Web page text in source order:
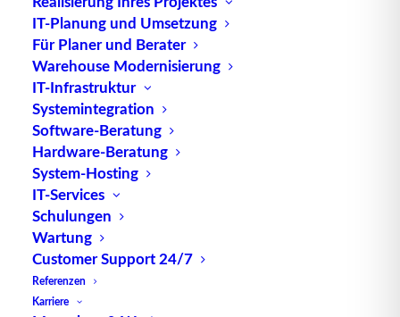
IT-Planung und Umsetzung
Für Planer und Berater
Warehouse Modernisierung
IT-Infrastruktur
Systemintegration
Software-Beratung
Hardware-Beratung
System-Hosting
IT-Services
Schulungen
Wartung
Customer Support 24/7
Referenzen
Karriere
Transformation von Gütern in höherwertige
Dabei werden seiner Meinung nach
Begrifflichkeiten wie Produktion,
Steuerung/Organisation sowie
Herstellungsverfahren nicht getrennt voneinander
behandelt sondern diese ganzheitlich betrachtet.
Jedes Unternehmen versucht im Laufe der
Produktion seine betriebswirtschaftlichen Fragen
innerhalb der Produktion selbst zu beantworten.
Dabei ist das Ziel stets das Erreichen sowie die
Sicherung von wirtschaftlichen
Produktionsstrukturen beziehungsweise von den